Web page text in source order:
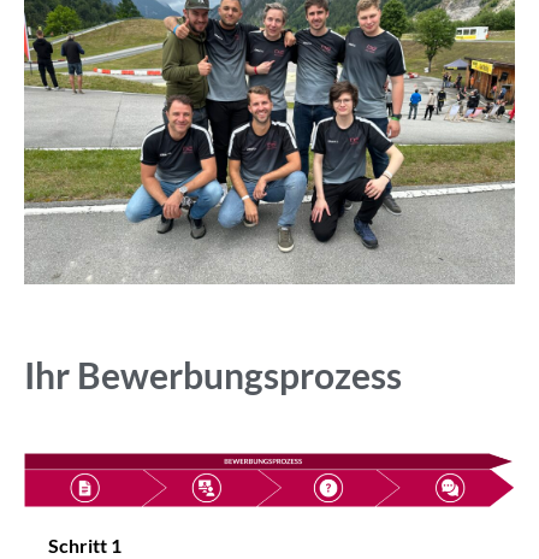
Ihr Bewerbungsprozess
Schritt 1